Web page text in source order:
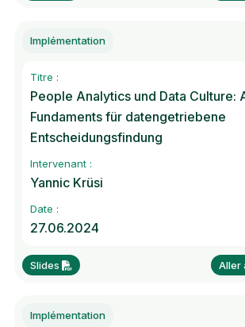
Implémentation
Titre :
People Analytics und Data Culture:
Fundaments für datengetriebene
Entscheidungsfindung
Intervenant :
Yannic Krüsi
Date :
27.06.2024
Slides Aller
Implémentation